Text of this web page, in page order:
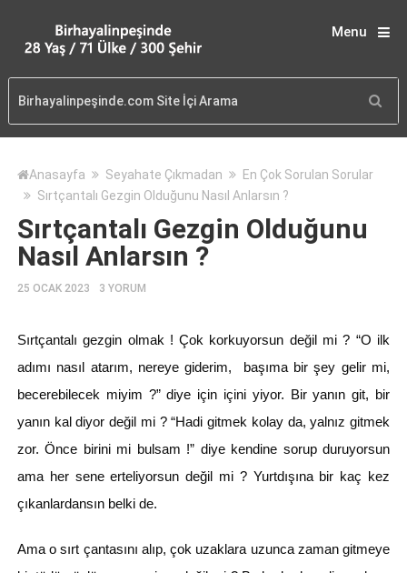
Menu
Anasayfa Seyahate Çıkmadan
En Çok Sorulan Sorular
Sırtçantalı Gezgin Olduğunu Nasıl Anlarsın ?
Sırtçantalı Gezgin Olduğunu
Nasıl Anlarsın ?
25 OCAK 2023 3 YORUM
Sırtçantalı gezgin olmak ! Çok korkuyorsun değil mi ? “O ilk
adımı nasıl atarım, nereye giderim, başıma bir şey gelir mi,
becerebilecek miyim ?” diye için içini yiyor. Bir yanın git, bir
yanın kal diyor değil mi ? “Hadi gitmek kolay da, yalnız gitmek
zor. Önce birini mi bulsam !” diye kendine sorup duruyorsun
ama her sene erteliyorsun değil mi ? Yurtdışına bir kaç kez
çıkanlardansın belki de.
Ama o sırt çantasını alıp, çok uzaklara uzunca zaman gitmeye